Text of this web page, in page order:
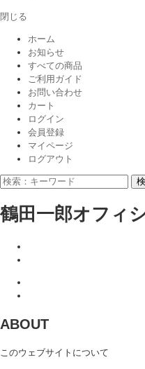
閉じる
ホーム
お知らせ
すべての商品
ご利用ガイド
お問い合わせ
カート
ログイン
会員登録
マイページ
ログアウト
鶴田一郎オフィ
ABOUT
このウェブサイトについて